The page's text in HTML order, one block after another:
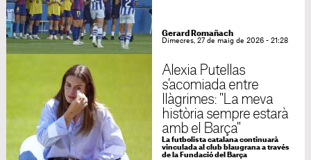
Gerard Romañach
Dimecres, 27 de maig de 2026 - 21:28
Alexia Putellas
s'acomiada entre
llàgrimes: "La meva
història sempre estarà
amb el Barça"
La futbolista catalana continuarà
vinculada al club blaugrana a través
de la Fundació del Barça